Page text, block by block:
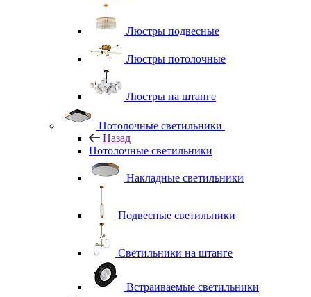
Люстры подвесные
Люстры потолочные
Люстры на штанге
Потолочные светильники
Назад
Потолочные светильники
Накладные светильники
Подвесные светильники
Светильники на штанге
Встраиваемые светильники